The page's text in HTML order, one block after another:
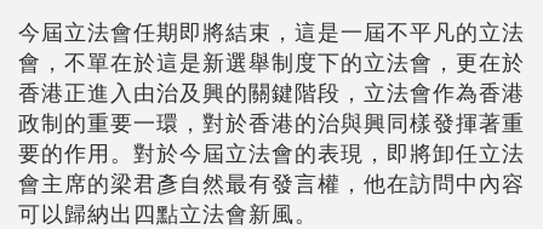
今屆立法會任期即將結束，這是一屆不平凡的立法
會，不單在於這是新選舉制度下的立法會，更在於
香港正進入由治及興的關鍵階段，立法會作為香港
政制的重要一環，對於香港的治與興同樣發揮著重
要的作用。對於今屆立法會的表現，即將卸任立法
會主席的梁君彥自然最有發言權，他在訪問中內容
可以歸納出四點立法會新風。